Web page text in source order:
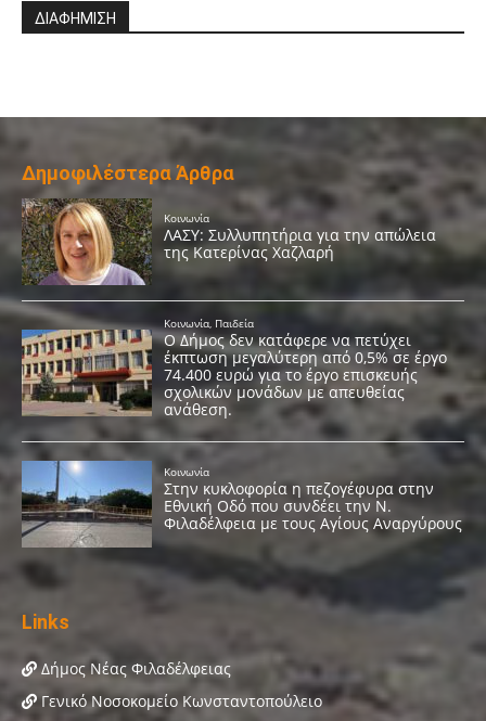
ΔΙΑΦΗΜΙΣΗ
Δημοφιλέστερα Άρθρα
Links
Δήμος Νέας Φιλαδέλφειας
Γενικό Νοσοκομείο Κωνσταντοπούλειο